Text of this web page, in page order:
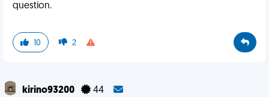
question.
10 2
kirino93200 44